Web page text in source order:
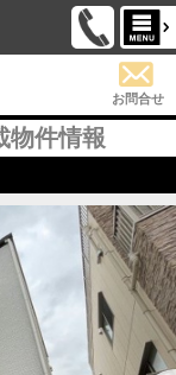
お問合せ
物件情報